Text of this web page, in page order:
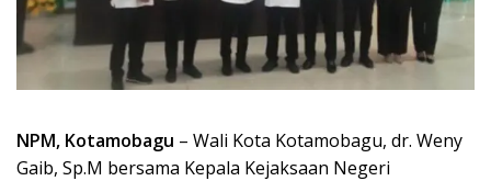
NPM, Kotamobagu – Wali Kota Kotamobagu, dr. Weny
Gaib, Sp.M bersama Kepala Kejaksaan Negeri